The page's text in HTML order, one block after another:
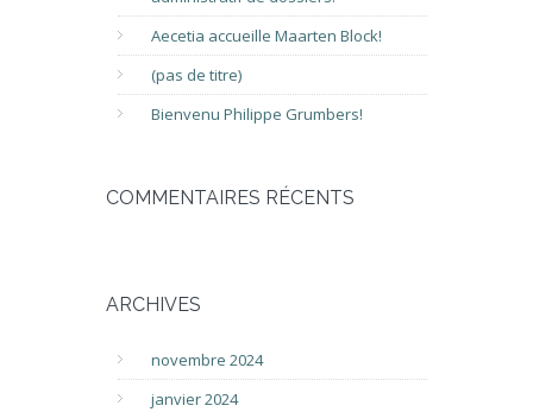
Aecetia accueille Maarten Block!
(pas de titre)
Bienvenu Philippe Grumbers!
COMMENTAIRES RÉCENTS
ARCHIVES
novembre 2024
janvier 2024